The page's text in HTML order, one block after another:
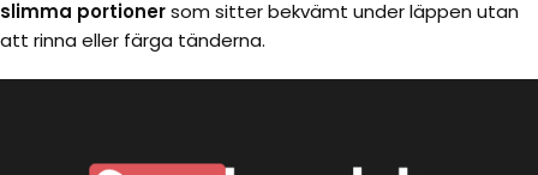
slimma portionersom sitter bekvämt under läppen utan
att rinna eller färga tänderna.